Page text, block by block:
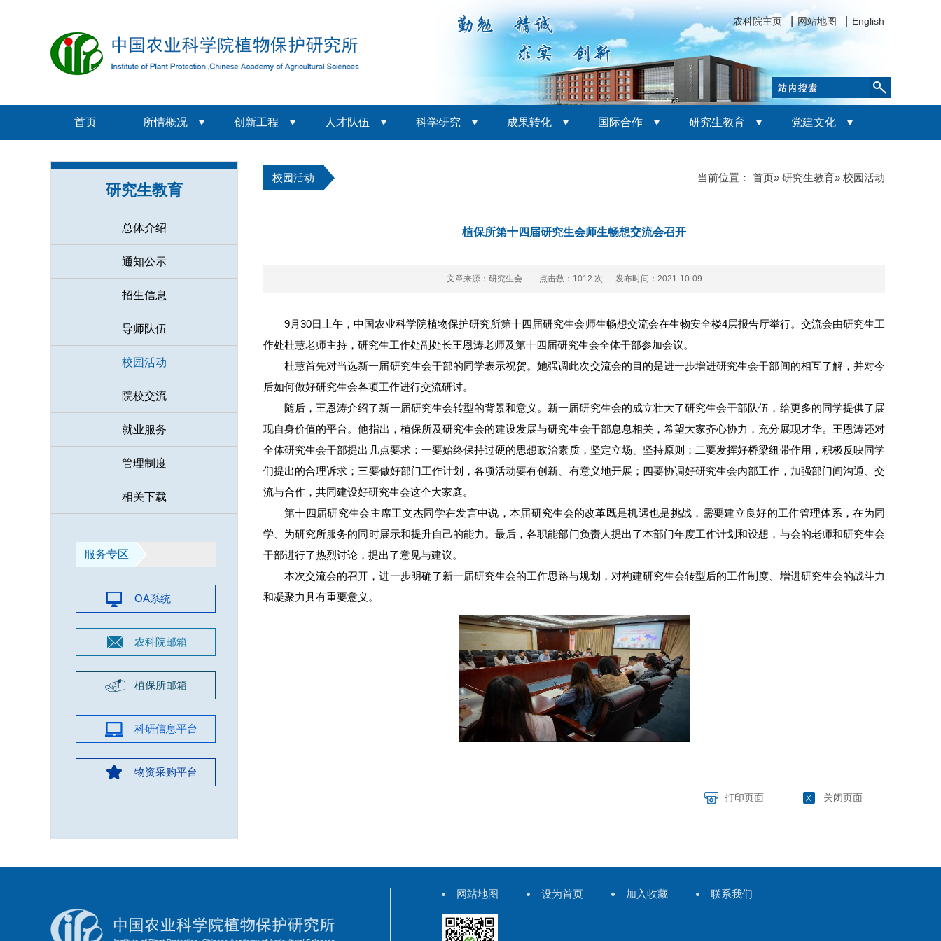
农科院主页 网站地图 English
首页 所情概况 创新工程 人才队伍 科学研究 成果转化 国际合作 研究生教育 党建文化
研究生教育
总体介绍
通知公示
招生信息
导师队伍
校园活动
院校交流
就业服务
管理制度
相关下载
服务专区
OA系统
农科院邮箱
植保所邮箱
科研信息平台
物资采购平台
校园活动 当前位置： 首页» 研究生教育» 校园活动
植保所第十四届研究生会师生畅想交流会召开
文章来源：研究生会 点击数： 1012 次 发布时间：2021-10-09
9月30日上午，中国农业科学院植物保护研究所第十四届研究生会师生畅想交流会在生物安全楼4层报告厅举行。交流会由研究生工
作处杜慧老师主持，研究生工作处副处长王恩涛老师及第十四届研究生会全体干部参加会议。
杜慧首先对当选新一届研究生会干部的同学表示祝贺。她强调此次交流会的目的是进一步增进研究生会干部间的相互了解，并对今
后如何做好研究生会各项工作进行交流研讨。
随后，王恩涛介绍了新一届研究生会转型的背景和意义。新一届研究生会的成立壮大了研究生会干部队伍，给更多的同学提供了展
现自身价值的平台。他指出，植保所及研究生会的建设发展与研究生会干部息息相关，希望大家齐心协力，充分展现才华。王恩涛还对
全体研究生会干部提出几点要求：一要始终保持过硬的思想政治素质，坚定立场、坚持原则；二要发挥好桥梁纽带作用，积极反映同学
们提出的合理诉求；三要做好部门工作计划，各项活动要有创新、有意义地开展；四要协调好研究生会内部工作，加强部门间沟通、交
流与合作，共同建设好研究生会这个大家庭。
第十四届研究生会主席王文杰同学在发言中说，本届研究生会的改革既是机遇也是挑战，需要建立良好的工作管理体系，在为同
学、为研究所服务的同时展示和提升自己的能力。最后，各职能部门负责人提出了本部门年度工作计划和设想，与会的老师和研究生会
干部进行了热烈讨论，提出了意见与建议。
本次交流会的召开，进一步明确了新一届研究生会的工作思路与规划，对构建研究生会转型后的工作制度、增进研究生会的战斗力
和凝聚力具有重要意义。
打印页面 关闭页面
网站地图 设为首页 加入收藏 联系我们